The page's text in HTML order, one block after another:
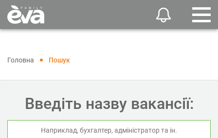
Головна Пошук
Введіть назву вакансії: